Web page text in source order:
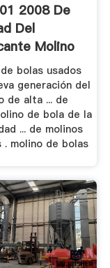
2008 De
Del
Molino
bolas usados
generación del
de alta ... de
de bola de la
... de molinos
. molino de bolas